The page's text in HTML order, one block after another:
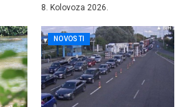
8. Kolovoza 2026.
NOVOSTI